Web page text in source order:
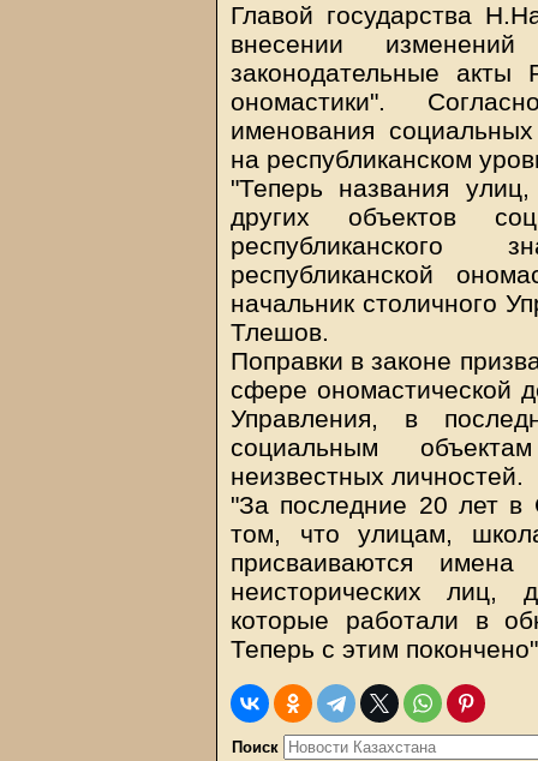
Главой государства
внесении
законодательные акты
ономастики".
именования
на республиканском
"Теперь названия
других объектов
республиканского
республиканской
начальник столичного
Тлешов.
Поправки в законе
сфере ономастической
Управления, в
социальным
неизвестных личностей.
"За последние 20 лет
том, что улицам,
присваиваются
неисторических лиц,
которые работали в
Теперь с этим
Поиск